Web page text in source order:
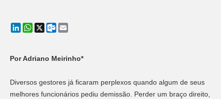
LinkedIn
WhatsApp
X Outlook.com
Por Adriano Meirinho*
Diversos gestores já ficaram perplexos quando algum de seus
melhores funcionários pediu demissão. Perder um braço direito,